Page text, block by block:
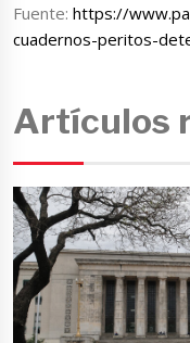
Fuente:https://
cuadernos-peritos-
Artículos